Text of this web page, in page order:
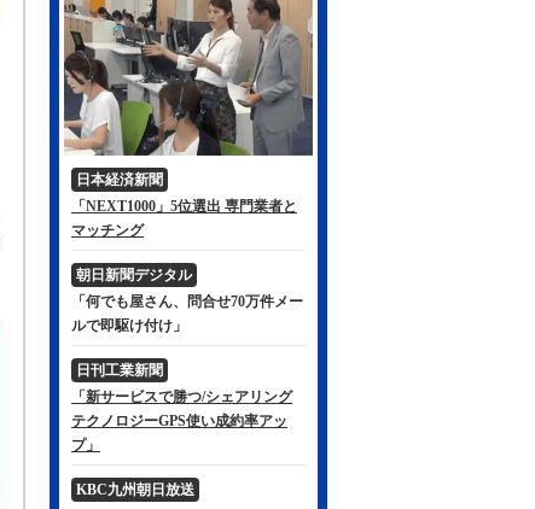
日本経済新聞
「NEXT1000」5位選出 専門業者と
マッチング
朝日新聞デジタル
「何でも屋さん、問合せ70万件メー
ルで即駆け付け」
日刊工業新聞
「新サービスで勝つ/シェアリング
テクノロジーGPS使い成約率アッ
プ」
KBC九州朝日放送